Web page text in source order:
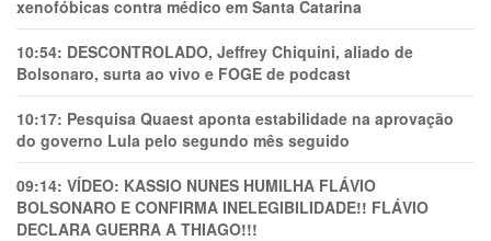
xenofóbicas contra médico em Santa Catarina
10:54: DESCONTROLADO, Jeffrey Chiquini, aliado de
Bolsonaro, surta ao vivo e FOGE de podcast
10:17: Pesquisa Quaest aponta estabilidade na aprovação
do governo Lula pelo segundo mês seguido
09:14: VÍDEO: KASSIO NUNES HUMlLHA FLÁVIO
BOLSONARO E CONFIRMA INELEGIBILIDADE!! FLÁVIO
DECLARA GUERRA A THIAGO!!!